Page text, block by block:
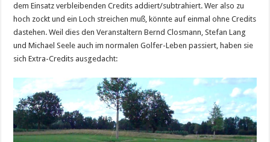
dem Einsatz verbleibenden Credits addiert/subtrahiert. Wer also zu
hoch zockt und ein Loch streichen muß, könnte auf einmal ohne Credits
dastehen. Weil dies den Veranstaltern Bernd Closmann, Stefan Lang
und Michael Seele auch im normalen Golfer-Leben passiert, haben sie
sich Extra-Credits ausgedacht: